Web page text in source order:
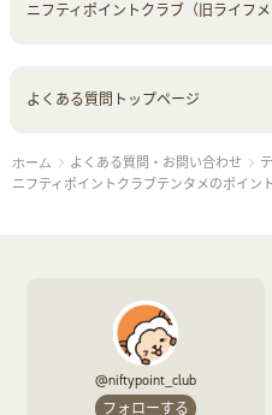
ニフティポイントクラブ（旧ライフメ
よくある質問トップページ
ホーム よくある質問・お問い合わせ
ニフティポイントクラブテンタメのポイン
@niftypoint_club
フォローする